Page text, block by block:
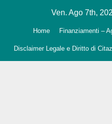
Ven. Ago 7th,
Home Finanziamenti –
Disclaimer Legale e Diritto di